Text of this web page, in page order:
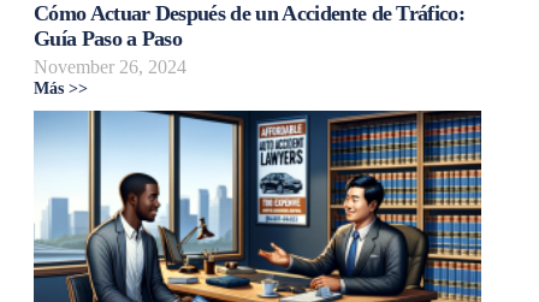
Cómo Actuar Después de un Accidente de Tráfico:
Guía Paso a Paso
November 26, 2024
Más >>